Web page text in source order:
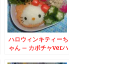
ハロウィンキティーち
ゃん – カボチャverハ